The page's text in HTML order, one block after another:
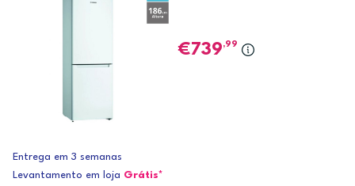
739,99
Entrega em 3 semanas
Levantamento em loja Grátis*